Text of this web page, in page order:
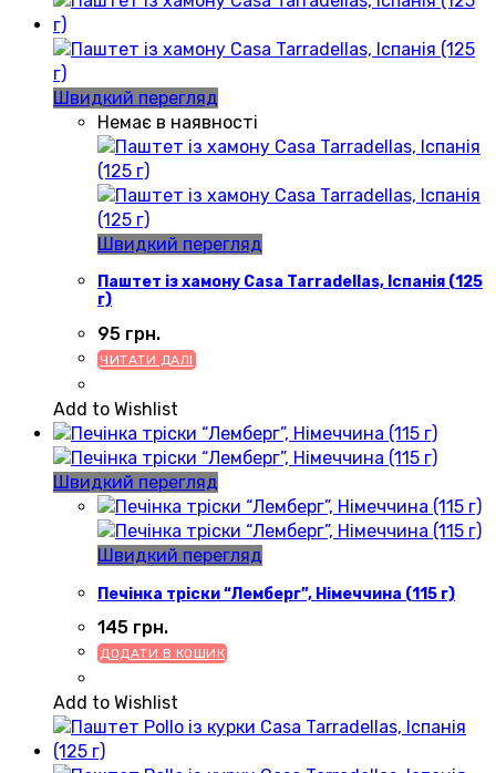
Швидкий перегляд
Немає в наявності
Швидкий перегляд
Паштет із хамону Casa Tarradellas, Іспанія (125
г)
95 грн.
ЧИТАТИ ДАЛІ
Add to Wishlist
Швидкий перегляд
Швидкий перегляд
Печінка тріски “Лемберг”, Німеччина (115 г)
145 грн.
ДОДАТИ В КОШИК
Add to Wishlist